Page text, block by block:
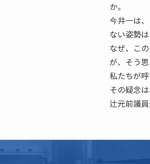
か。
今井一は
ない姿勢
なぜ、こ
が、そう
私たちが
その疑念
辻元前議